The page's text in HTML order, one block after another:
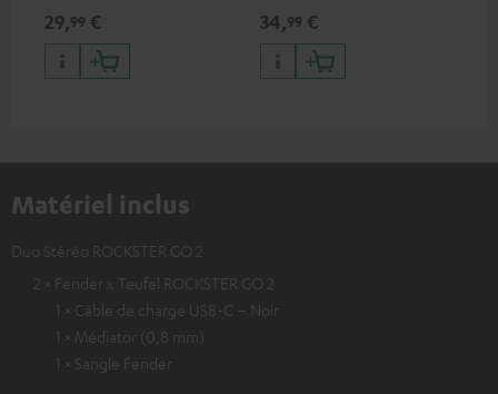
watts) for headphones &
portables as well as laptops
and additional devices with
up to 60 watts of power and
29,99 €
jusqu’à 10 watts
34,99 €
Matériel inclus
Duo Stéréo ROCKSTER GO 2
2 × Fender x Teufel ROCKSTER GO 2
1 × Câble de charge USB-C – Noir
1 × Médiator (0,8 mm)
1 × Sangle Fender